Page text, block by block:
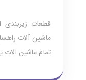
قطعات
ماشین آلات
تمام ماشین آلات